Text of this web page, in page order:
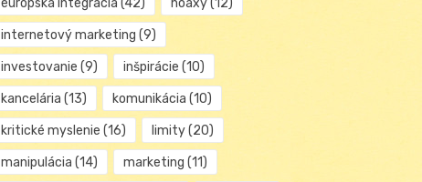
internetový marketing (9)
investovanie (9) inšpirácie (10)
kancelária (13) komunikácia (10)
kritické myslenie (16) limity(20)
manipulácia (14) marketing (11)